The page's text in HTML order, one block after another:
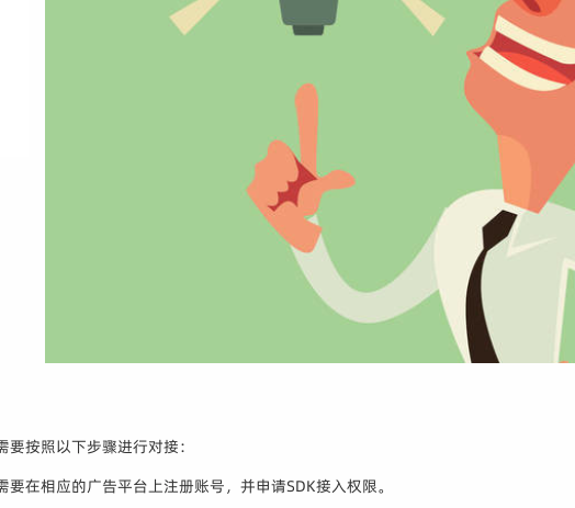
按照以下步骤进行对接：
在相应的广告平台上注册账号，并申请SDK接入权限。